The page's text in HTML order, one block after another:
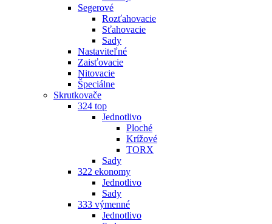
Segerové
Rozťahovacie
Sťahovacie
Sady
Nastaviteľné
Zaisťovacie
Nitovacie
Špeciálne
Skrutkovače
324 top
Jednotlivo
Ploché
Krížové
TORX
Sady
322 ekonomy
Jednotlivo
Sady
333 výmenné
Jednotlivo